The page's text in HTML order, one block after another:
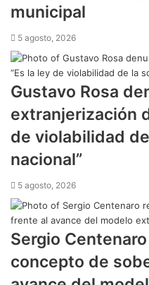
municipal
5 agosto, 2026
Gustavo Rosa
extranjerización
de violabilidad
nacional”
5 agosto, 2026
Sergio
concepto de